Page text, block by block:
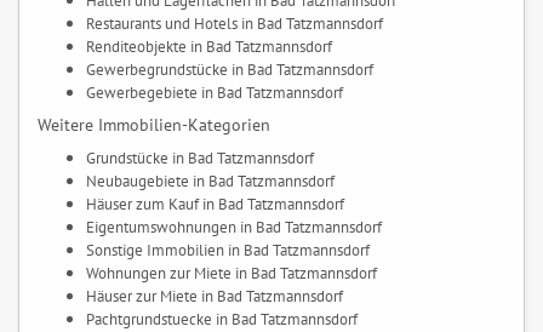
Restaurants und Hotels in Bad Tatzmannsdorf
Renditeobjekte in Bad Tatzmannsdorf
Gewerbegrundstücke in Bad Tatzmannsdorf
Gewerbegebiete in Bad Tatzmannsdorf
Weitere Immobilien-Kategorien
Grundstücke in Bad Tatzmannsdorf
Neubaugebiete in Bad Tatzmannsdorf
Häuser zum Kauf in Bad Tatzmannsdorf
Eigentumswohnungen in Bad Tatzmannsdorf
Sonstige Immobilien in Bad Tatzmannsdorf
Wohnungen zur Miete in Bad Tatzmannsdorf
Häuser zur Miete in Bad Tatzmannsdorf
Pachtgrundstuecke in Bad Tatzmannsdorf